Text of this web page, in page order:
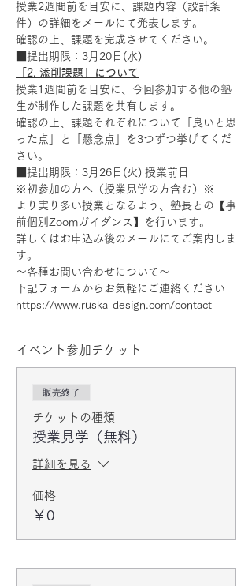
授業2週間前を目安に、課題内容（設計条
件）の詳細をメールにて発表します。
確認の上、課題を完成させてください。
■提出期限：3月20日(水)
「2. 添削課題」について
授業1週間前を目安に、今回参加する他の塾
生が制作した課題を共有します。
確認の上、課題それぞれについて「良いと思
った点」と「懸念点」を3つずつ挙げてくだ
さい。
■提出期限：3月26日(火) 授業前日
※初参加の方へ（授業見学の方含む）※
より実り多い授業となるよう、塾長との【事
前個別Zoomガイダンス】を行います。
詳しくはお申込み後のメールにてご案内しま
す。
〜各種お問い合わせについて〜
下記フォームからお気軽にご連絡ください
https://www.ruska-design.com/contact
イベント参加チケット
販売終了
チケットの種類
授業見学（無料）
詳細を見る
価格
￥0